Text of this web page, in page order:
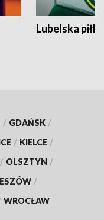
Lubelska piłka
/ GDAŃSK /
/ KIELCE /
/ OLSZTYN /
/
WROCŁAW